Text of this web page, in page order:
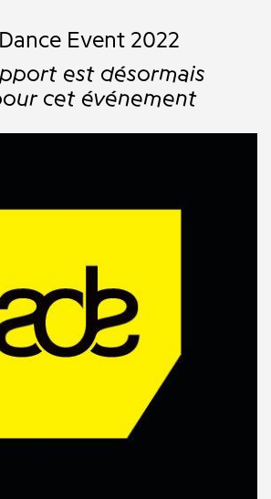
Event 2022
est désormais
cet événement